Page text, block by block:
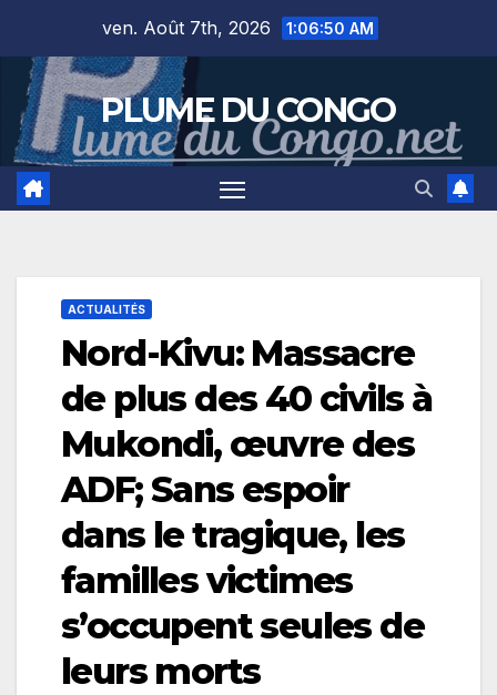
content
ven. Août 7th, 2026 1:06:51 AM
PLUME DU CONGO
ACTUALITÉS
Nord-Kivu: Massacre
de plus des 40 civils à
Mukondi, œuvre des
ADF; Sans espoir
dans le tragique, les
familles victimes
s’occupent seules de
leurs morts